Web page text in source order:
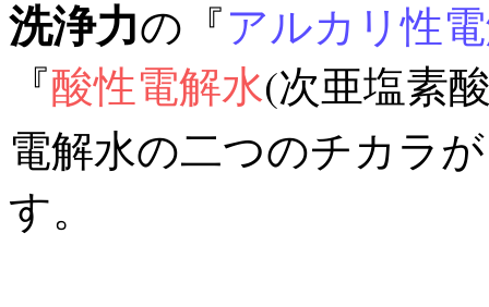
洗浄力の『アルカリ性
『酸性電解水(次亜塩素
電解水の二つのチカラが
す。